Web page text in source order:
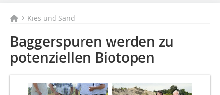
Kies und Sand
Baggerspuren werden zu
potenziellen Biotopen